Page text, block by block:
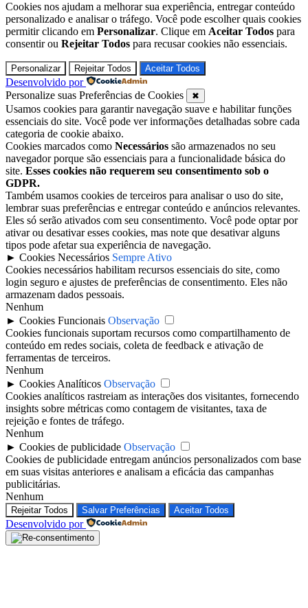
Cookies nos ajudam a melhorar sua experiência, entregar conteúdo
personalizado e analisar o tráfego. Você pode escolher quais cookies
permitir clicando em Personalizar. Clique em Aceitar Todos para
consentir ou Rejeitar Todos para recusar cookies não essenciais.
Personalizar Rejeitar Todos Aceitar Todos
Desenvolvido por
Personalize suas Preferências de Cookies
✖
Usamos cookies para garantir navegação suave e habilitar funções
essenciais do site. Você pode ver informações detalhadas sobre cada
categoria de cookie abaixo.
Cookies marcados como Necessários são armazenados no seu
navegador porque são essenciais para a funcionalidade básica do
site. Esses cookies não requerem seu consentimento sob o
GDPR.
Também usamos cookies de terceiros para analisar o uso do site,
lembrar suas preferências e entregar conteúdo e anúncios relevantes.
Eles só serão ativados com seu consentimento. Você pode optar por
ativar ou desativar esses cookies, mas note que desativar alguns
tipos pode afetar sua experiência de navegação.
► Cookies Necessários Sempre Ativo
Cookies necessários habilitam recursos essenciais do site, como
login seguro e ajustes de preferências de consentimento. Eles não
armazenam dados pessoais.
Nenhum
► Cookies Funcionais Observação
Cookies funcionais suportam recursos como compartilhamento de
conteúdo em redes sociais, coleta de feedback e ativação de
ferramentas de terceiros.
Nenhum
► Cookies Analíticos Observação
Cookies analíticos rastreiam as interações dos visitantes, fornecendo
insights sobre métricas como contagem de visitantes, taxa de
rejeição e fontes de tráfego.
Nenhum
► Cookies de publicidade Observação
Cookies de publicidade entregam anúncios personalizados com base
em suas visitas anteriores e analisam a eficácia das campanhas
publicitárias.
Nenhum
Rejeitar Todos Salvar Preferências Aceitar Todos
Desenvolvido por